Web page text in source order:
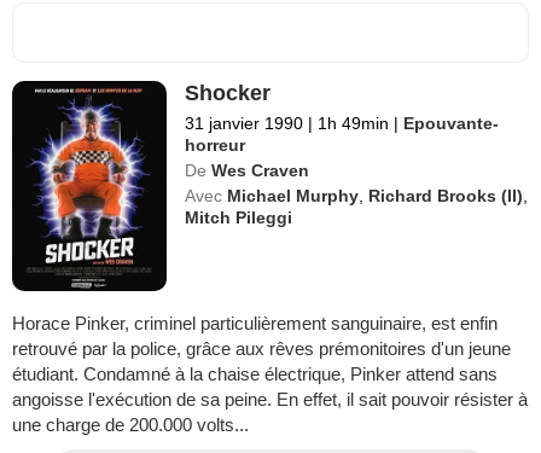
Shocker
31 janvier 1990 | 1h 49min | Epouvante-
horreur
De Wes Craven
Avec Michael Murphy Richard Brooks (II)
Mitch Pileggi
Horace Pinker, criminel particulièrement sanguinaire, est enfin
retrouvé par la police, grâce aux rêves prémonitoires d'un jeune
étudiant. Condamné à la chaise électrique, Pinker attend sans
angoisse l'exécution de sa peine. En effet, il sait pouvoir résister à
une charge de 200.000 volts...